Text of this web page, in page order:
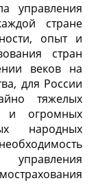
управления
стране
опыт и
стран
веков на
для России
тяжелых
и огромных
народных
управления